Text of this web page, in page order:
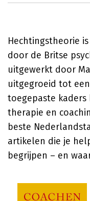
Hechtingstheorie
door de Britse
uitgewerkt door
uitgegroeid tot
toegepaste
therapie en
beste
artikelen die je
begrijpen – en